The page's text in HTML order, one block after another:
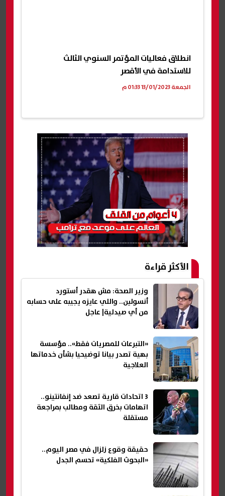
انطلاق فعاليات المؤتمر السنوي الثالث
للاستدامة في الأقصر
الجمعة 13/01/2023 01:33 م
الأكثر قراءة
وزير الصحة: مش هقدر أستورد
أنسولين.. واللي عايزه يجيبه على حسابه
من أي صيدلية| عاجل
«التبرعات للمصريات فقط».. مؤسسة
بهية تصدر بيانا توضيحيا بشأن خدماتها
العلاجية
3 اتحادات قارية تصعد ضد إنفانتينو..
اتهامات بخرق الثقة ومطالب بمراجعة
مستقلة
حقيقة وقوع زلزال في مصر اليوم..
«البحوث الفلكية» تحسم الجدل